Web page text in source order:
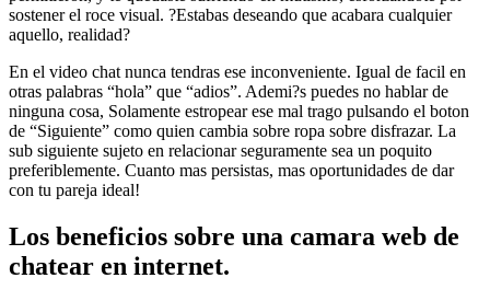
sostener el roce visual. ?Estabas deseando que acabara cualquier
aquello, realidad?
En el video chat nunca tendras ese inconveniente. Igual de facil en
otras palabras “hola” que “adios”. Ademi?s puedes no hablar de
ninguna cosa, Solamente estropear ese mal trago pulsando el boton
de “Siguiente” como quien cambia sobre ropa sobre disfrazar. La
sub siguiente sujeto en relacionar seguramente sea un poquito
preferiblemente. Cuanto mas persistas, mas oportunidades de dar
con tu pareja ideal!
Los beneficios sobre una camara web de
chatear en internet.